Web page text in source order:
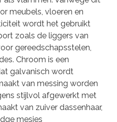
meubels, vloeren en
wordt het gebruikt
zoals de liggers van
gereedschapsstelen,
Chroom is een
galvanisch wordt
van messing worden
stijlvol afgewerkt met
van zuiver dassenhaar,
mesjes